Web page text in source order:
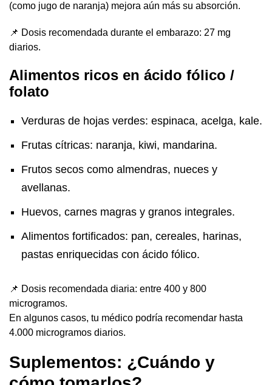
(como jugo de naranja) mejora aún más su absorción.
📌 Dosis recomendada durante el embarazo: 27 mg
diarios.
Alimentos ricos en ácido fólico /
folato
Verduras de hojas verdes: espinaca, acelga, kale.
Frutas cítricas: naranja, kiwi, mandarina.
Frutos secos como almendras, nueces y
avellanas.
Huevos, carnes magras y granos integrales.
Alimentos fortificados: pan, cereales, harinas,
pastas enriquecidas con ácido fólico.
📌 Dosis recomendada diaria: entre 400 y 800
microgramos.
En algunos casos, tu médico podría recomendar hasta
4.000 microgramos diarios.
Suplementos: ¿Cuándo y